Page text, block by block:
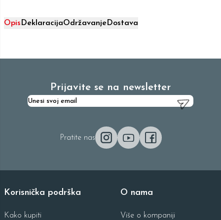
Opis DeklaracijaOdržavanjeDostava
Prijavite se na newsletter
Pratite nas
Korisnička podrška
Kako kupiti
O nama
Više o kompaniji